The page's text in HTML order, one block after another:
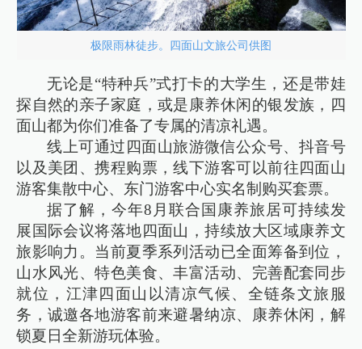
极限雨林徒步。四面山文旅公司供图
无论是“特种兵”式打卡的大学生，还是带娃
探自然的亲子家庭，或是康养休闲的银发族，四
面山都为你们准备了专属的清凉礼遇。
线上可通过四面山旅游微信公众号、抖音号
以及美团、携程购票，线下游客可以前往四面山
游客集散中心、东门游客中心实名制购买套票。
据了解，今年8月联合国康养旅居可持续发
展国际会议将落地四面山，持续放大区域康养文
旅影响力。当前夏季系列活动已全面筹备到位，
山水风光、特色美食、丰富活动、完善配套同步
就位，江津四面山以清凉气候、全链条文旅服
务，诚邀各地游客前来避暑纳凉、康养休闲，解
锁夏日全新游玩体验。